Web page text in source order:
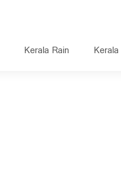
Kerala Rain Kerala